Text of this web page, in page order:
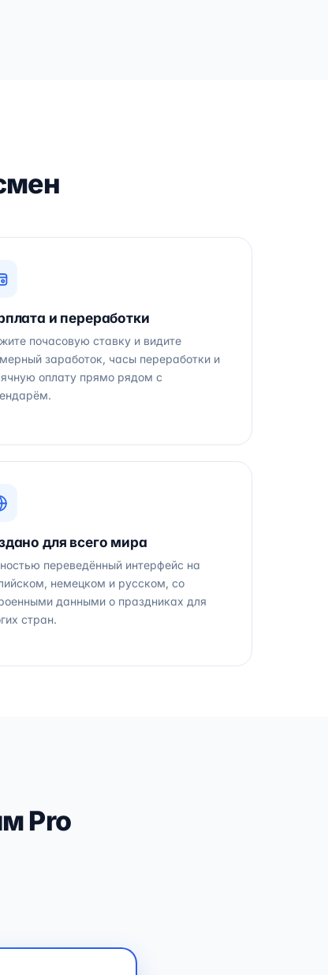
и переработки
почасовую ставку и видите
заработок, часы переработки и
оплату прямо рядом с
для всего мира
переведённый интерфейс на
немецком и русском, со
данными о праздниках для
стран.
Pro